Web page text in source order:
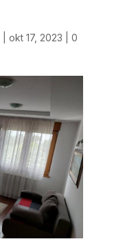
okt 17, 2023
0